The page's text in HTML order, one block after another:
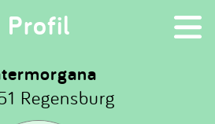
Profil ×
Suchen
Regensburg